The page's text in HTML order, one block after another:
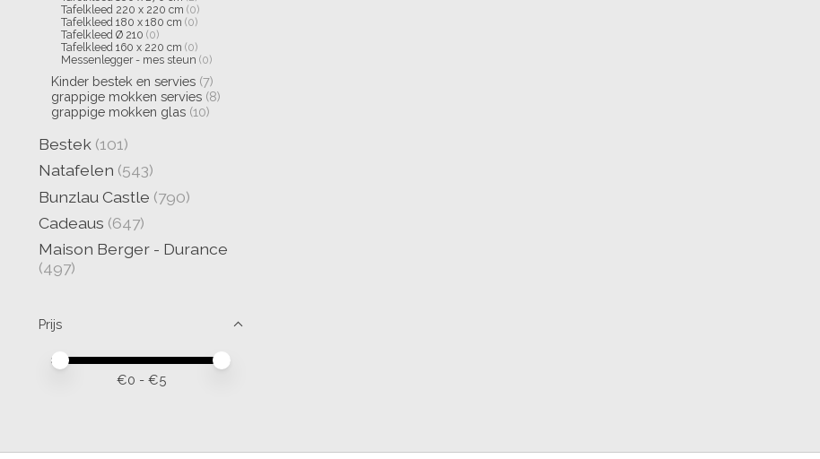
Tafelkleed 220 x 220 cm (0)
Tafelkleed 180 x 180 cm (0)
Tafelkleed Ø 210 (0)
Tafelkleed 160 x 220 cm (0)
Messenlegger - mes steun(0)
Kinder bestek en servies (7)
grappige mokken servies (8)
grappige mokken glas (10)
Bestek (101)
Natafelen (543)
Bunzlau Castle (790)
Cadeaus (647)
Maison Berger - Durance
(497)
Prijs
Minimale prijswaarde
Price maximum value
€0 - €5